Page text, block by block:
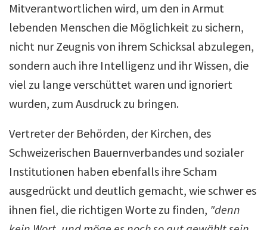
Mitverantwortlichen wird, um den in Armut
lebenden Menschen die Möglichkeit zu sichern,
nicht nur Zeugnis von ihrem Schicksal abzulegen,
sondern auch ihre Intelligenz und ihr Wissen, die
viel zu lange verschüttet waren und ignoriert
wurden, zum Ausdruck zu bringen.
Vertreter der Behörden, der Kirchen, des
Schweizerischen Bauernverbandes und sozialer
Institutionen haben ebenfalls ihre Scham
ausgedrückt und deutlich gemacht, wie schwer es
ihnen fiel, die richtigen Worte zu finden, "denn